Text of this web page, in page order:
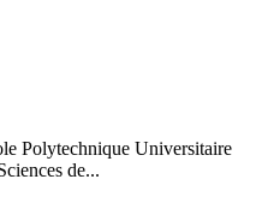
Polytechnique Universitaire
de...